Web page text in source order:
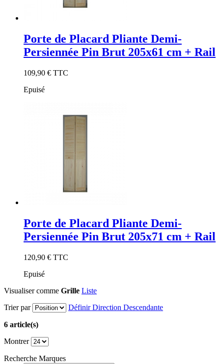
Porte de Placard Pliante Demi-
Persiennée Pin Brut 205x61 cm + Rail
109,90 € TTC
Epuisé
Porte de Placard Pliante Demi-
Persiennée Pin Brut 205x71 cm + Rail
120,90 € TTC
Epuisé
Visualiser comme Grille Liste
Trier par
Définir Direction Descendante
6 article(s)
Montrer
Recherche Marques